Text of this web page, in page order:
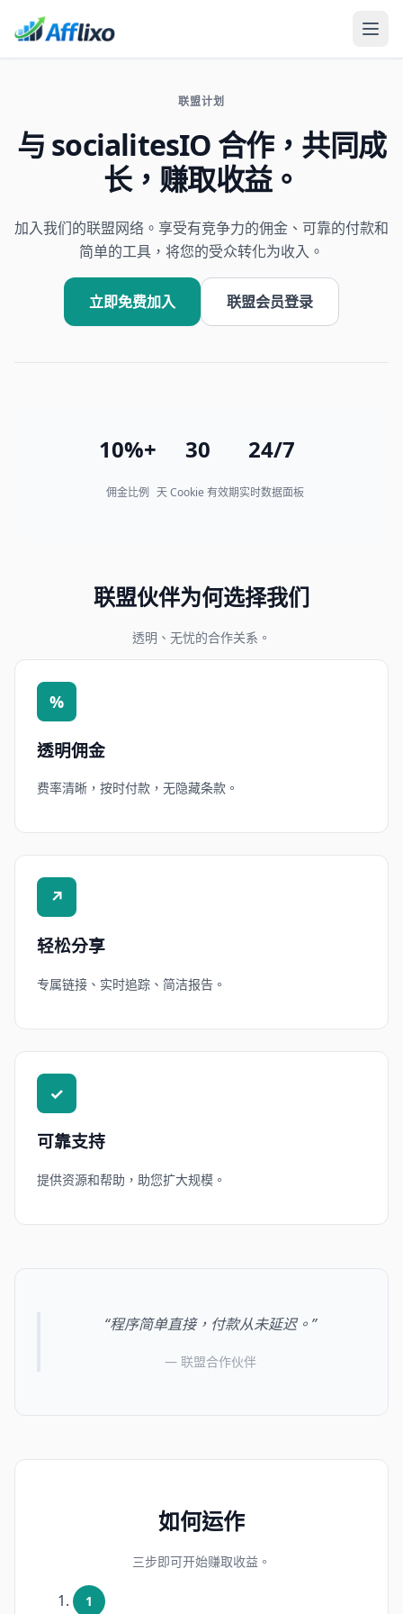
联盟计划
与 socialitesIO 合作，共同成
长，赚取收益。
加入我们的联盟网络。享受有竞争力的佣金、可靠的付款和
简单的工具，将您的受众转化为收入。
立即免费加入 联盟会员登录
10%+
佣金比例
30
天 Cookie 有效期
24/7
实时数据面板
联盟伙伴为何选择我们
透明、无忧的合作关系。
%
透明佣金
费率清晰，按时付款，无隐藏条款。
↗
轻松分享
专属链接、实时追踪、简洁报告。
✓
可靠支持
提供资源和帮助，助您扩大规模。
“程序简单直接，付款从未延迟。”
— 联盟合作伙伴
如何运作
三步即可开始赚取收益。
1